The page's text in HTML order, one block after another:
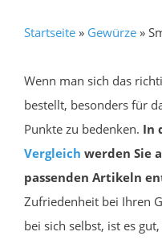
Startseite » Gewürze »
Wenn man sich das
bestellt, besonders für
Punkte zu bedenken. In
Vergleich werden Sie
passenden Artikeln
Zufriedenheit bei Ihren
bei sich selbst, ist es